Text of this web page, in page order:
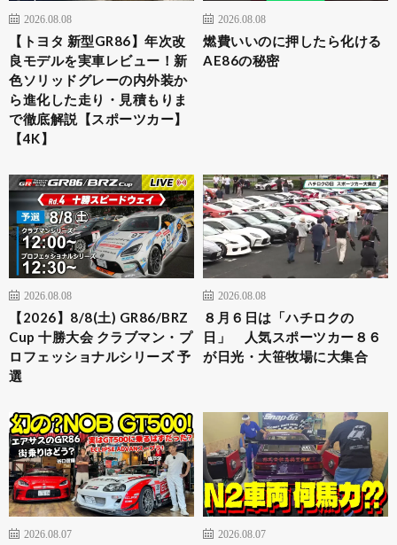
2026.08.08
【トヨタ 新型GR86】年次改
良モデルを実車レビュー！新
色ソリッドグレーの内外装か
ら進化した走り・見積もりま
で徹底解説【スポーツカー】
【4K】
2026.08.08
燃費いいのに押したら化ける
AE86の秘密
2026.08.08
【2026】8/8(土) GR86/BRZ
Cup 十勝大会 クラブマン・プ
ロフェッショナルシリーズ 予
選
2026.08.08
８月６日は「ハチロクの
日」 人気スポーツカー８６
が日光・大笹牧場に大集合
2026.08.07 2026.08.07